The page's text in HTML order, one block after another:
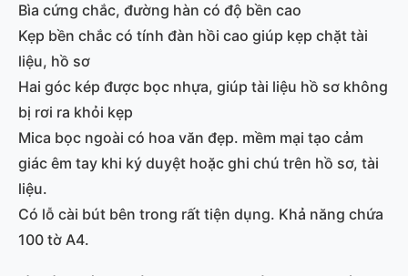
Bìa cứng chắc, đường hàn có độ bền cao
Kẹp bền chắc có tính đàn hồi cao giúp kẹp chặt tài
liệu, hồ sơ
Hai góc kép được bọc nhựa, giúp tài liệu hồ sơ không
bị rơi ra khỏi kẹp
Mica bọc ngoài có hoa văn đẹp. mềm mại tạo cảm
giác êm tay khi ký duyệt hoặc ghi chú trên hồ sơ, tài
liệu.
Có lỗ cài bút bên trong rất tiện dụng. Khả năng chứa
100 tờ A4.